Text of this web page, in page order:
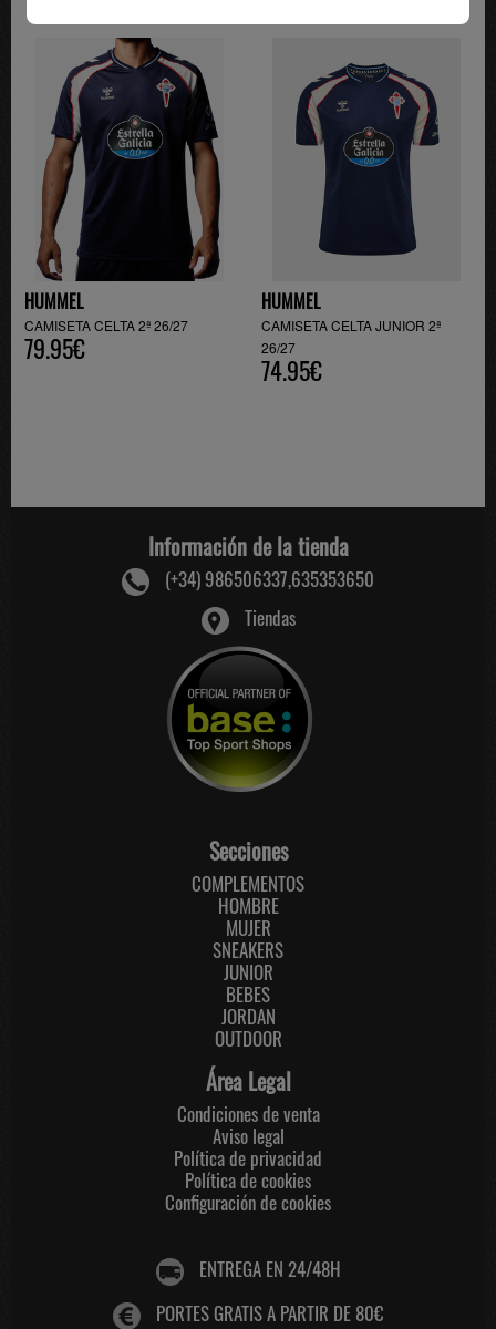
HUMMEL
CAMISETA CELTA 2ª 26/27
79.95€
HUMMEL
CAMISETA CELTA JUNIOR 2ª
26/27
74.95€
Información de la tienda
(+34) 986506337,635353650
Tiendas
Secciones
COMPLEMENTOS
HOMBRE
MUJER
SNEAKERS
JUNIOR
BEBES
JORDAN
OUTDOOR
Área Legal
Condiciones de venta
Aviso legal
Política de privacidad
Política de cookies
Configuración de cookies
ENTREGA EN 24/48H
PORTES GRATIS A PARTIR DE 80€